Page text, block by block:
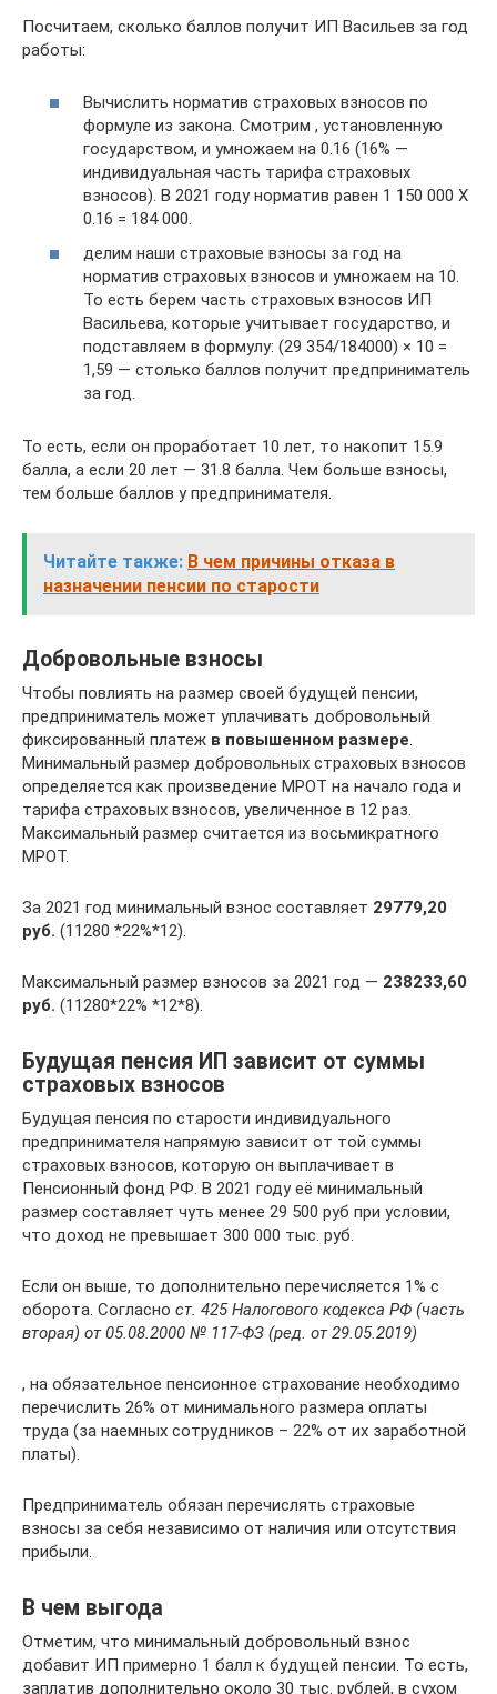
Посчитаем, сколько баллов получит ИП Васильев за год
работы:
Вычислить норматив страховых взносов по
формуле из закона. Смотрим , установленную
государством, и умножаем на 0.16 (16% —
индивидуальная часть тарифа страховых
взносов). В 2021 году норматив равен 1 150 000 Х
0.16 = 184 000.
делим наши страховые взносы за год на
норматив страховых взносов и умножаем на 10.
То есть берем часть страховых взносов ИП
Васильева, которые учитывает государство, и
подставляем в формулу: (29 354/184000) × 10 =
1,59 — столько баллов получит предприниматель
за год.
То есть, если он проработает 10 лет, то накопит 15.9
балла, а если 20 лет — 31.8 балла. Чем больше взносы,
тем больше баллов у предпринимателя.
Читайте также: В чем причины отказа в
назначении пенсии по старости
Добровольные взносы
Чтобы повлиять на размер своей будущей пенсии,
предприниматель может уплачивать добровольный
фиксированный платеж в повышенном размере.
Минимальный размер добровольных страховых взносов
определяется как произведение МРОТ на начало года и
тарифа страховых взносов, увеличенное в 12 раз.
Максимальный размер считается из восьмикратного
МРОТ.
За 2021 год минимальный взнос составляет 29779,20
руб. (11280 *22%*12).
Максимальный размер взносов за 2021 год — 238233,60
руб. (11280*22% *12*8).
Будущая пенсия ИП зависит от суммы
страховых взносов
Будущая пенсия по старости индивидуального
предпринимателя напрямую зависит от той суммы
страховых взносов, которую он выплачивает в
Пенсионный фонд РФ. В 2021 году её минимальный
размер составляет чуть менее 29 500 руб при условии,
что доход не превышает 300 000 тыс. руб.
Если он выше, то дополнительно перечисляется 1% с
оборота. Согласно ст. 425 Налогового кодекса РФ (часть
вторая) от 05.08.2000 № 117-ФЗ (ред. от 29.05.2019)
, на обязательное пенсионное страхование необходимо
перечислить 26% от минимального размера оплаты
труда (за наемных сотрудников – 22% от их заработной
платы).
Предприниматель обязан перечислять страховые
взносы за себя независимо от наличия или отсутствия
прибыли.
В чем выгода
Отметим, что минимальный добровольный взнос
добавит ИП примерно 1 балл к будущей пенсии. То есть,
заплатив дополнительно около 30 тыс. рублей, в сухом